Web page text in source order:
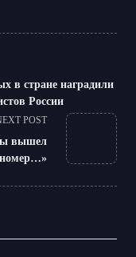
в стране наградили
России
POST
вышел
номер…»